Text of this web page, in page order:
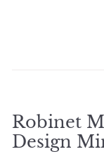
Robinet
Design